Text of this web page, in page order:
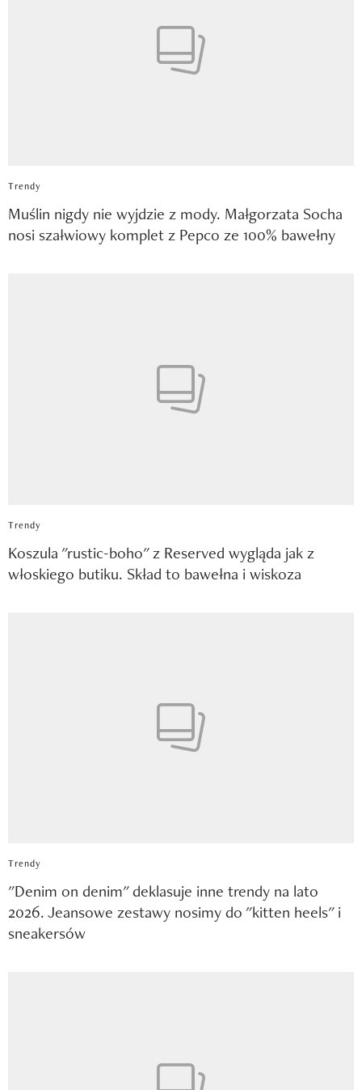
Trendy
Muślin nigdy nie wyjdzie z mody. Małgorzata Socha
nosi szałwiowy komplet z Pepco ze 100% bawełny
Trendy
Koszula "rustic-boho" z Reserved wygląda jak z
włoskiego butiku. Skład to bawełna i wiskoza
Trendy
"Denim on denim" deklasuje inne trendy na lato
2026. Jeansowe zestawy nosimy do "kitten heels" i
sneakersów